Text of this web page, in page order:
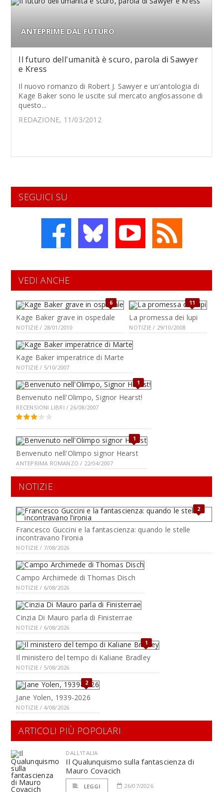
ANTEPRIME DAL FUTURO
Il futuro dell'umanità è scuro, parola di Sawyer
e Kress
Il nuovo romanzo di Robert J. Sawyer e un'antologia di
Kage Baker sono le uscite sul mercato anglosassone di
questo...
REDAZIONE, 11/03/2012
SEGUICI SU
VEDI ANCHE
6
Kage Baker grave in ospedale
NOTIZIE / 28/01/2010
11
La promessa dei lupi
NOTIZIE / 29/10/2008
Kage Baker imperatrice di Marte
NOTIZIE / 5/10/2007
1
Benvenuto nell'Olimpo, Signor Hearst!
RECENSIONI LIBRI / 26/08/2007
1
Benvenuto nell'Olimpo signor Hearst
ANTEPRIMA ROMANZO / 22/04/2007
NOTIZIE
2
Francesco Guccini e la fantascienza: quando le stelle
incontravano l’ironia
NOTIZIE / 7/08/2026
Campo Archimede di Thomas Disch
NOTIZIE / 6/08/2026
Cinzia Di Mauro parla di Finisterrae
NOTIZIE / 6/08/2026
1
Il ministero del tempo di Kaliane Bradley
NOTIZIE / 5/08/2026
2
Jane Yolen, 1939-2026
NOTIZIE / 4/08/2026
ARTICOLI PIÙ POPOLARI
DALL'ITALIA
Il Qualunquismo sulla fantascienza di
Mauro Covacich
LEGGI 26/07/2026